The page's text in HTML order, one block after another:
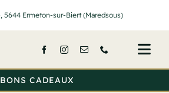
5644 Ermeton-sur-Biert (Maredsous)
BONS CADEAUX